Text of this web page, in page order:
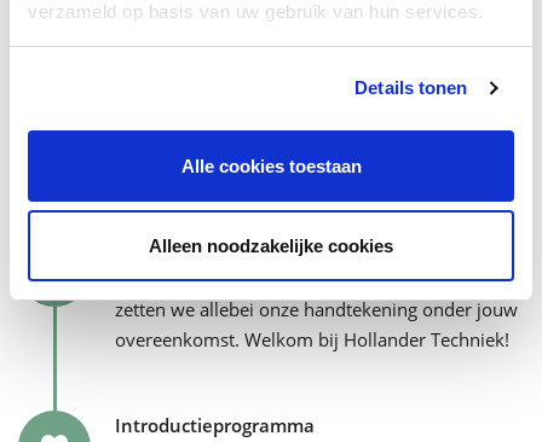
verzameld op basis van uw gebruik van hun services.
Details tonen
Alle cookies toestaan
Alleen noodzakelijke cookies
handtekening zet? Geen probleem, jouw
toekomstige collega's nemen je graag mee.
Tekenen maar!
We bespreken de arbeidsvoorwaarden en dan…
zetten we allebei onze handtekening onder jouw
overeenkomst. Welkom bij Hollander Techniek!
Introductieprogramma